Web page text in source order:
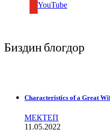
YouTube
Биздин блогдор
Characteristics of a Great
МЕКТЕП
11.05.2022